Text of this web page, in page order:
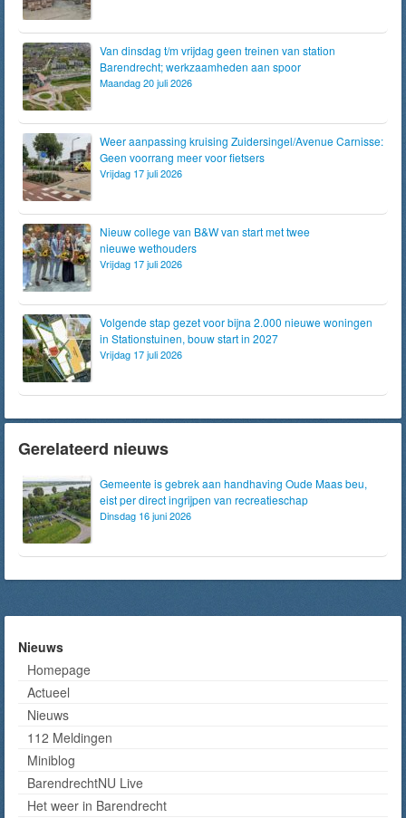
Van dinsdag t/m vrijdag geen treinen van station
Barendrecht; werkzaamheden aan spoor
Maandag 20 juli 2026
Weer aanpassing kruising Zuidersingel/Avenue Carnisse:
Geen voorrang meer voor fietsers
Vrijdag 17 juli 2026
Nieuw college van B&W van start met twee
nieuwe wethouders
Vrijdag 17 juli 2026
Volgende stap gezet voor bijna 2.000 nieuwe woningen
in Stationstuinen, bouw start in 2027
Vrijdag 17 juli 2026
Gerelateerd nieuws
Gemeente is gebrek aan handhaving Oude Maas beu,
eist per direct ingrijpen van recreatieschap
Dinsdag 16 juni 2026
Nieuws
Homepage
Actueel
Nieuws
112 Meldingen
Miniblog
BarendrechtNU Live
Het weer in Barendrecht